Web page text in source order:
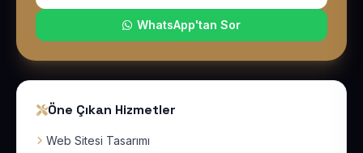
WhatsApp'tan Sor
Öne Çıkan Hizmetler
Web Sitesi Tasarımı